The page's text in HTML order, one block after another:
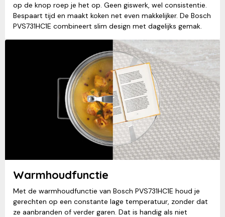
op de knop roep je het op. Geen giswerk, wel consistentie.
Bespaart tijd en maakt koken net even makkelijker. De Bosch
PVS731HC1E combineert slim design met dagelijks gemak.
Warmhoudfunctie
Met de warmhoudfunctie van Bosch PVS731HC1E houd je
gerechten op een constante lage temperatuur, zonder dat
ze aanbranden of verder garen. Dat is handig als niet